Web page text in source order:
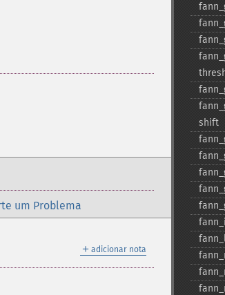
um Problema
＋ adicionar nota
shift